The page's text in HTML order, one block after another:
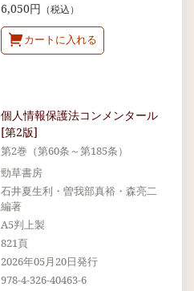
6,050円 （税込）
カートに入れる
個人情報保護法コンメンタール
[第2版]
第2巻（第60条～第185条）
勁草書房
石井夏生利・曽我部真裕・森亮二
編著
A5判上製
821頁
2026年05月20日発行
978-4-326-40463-6